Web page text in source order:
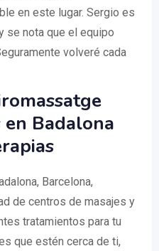
en este lugar. Sergio es
se nota que el equipo
volveré cada
en Badalona
Barcelona,
de centros de masajes y
tratamientos para tu
que estén cerca de ti,